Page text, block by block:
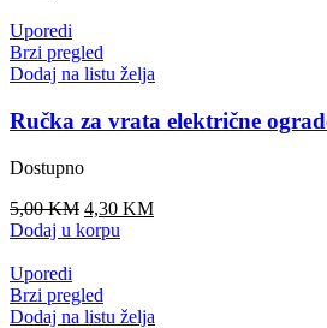
The
may
be
the
product
Uporedi
Brzi pregled
Dodaj na listu želja
Ručka za vrata električne
Dostupno
5,00KM Original
price
4,30 KMCurrent
Dodaj u korpu
Uporedi
Brzi pregled
Dodaj na listu želja